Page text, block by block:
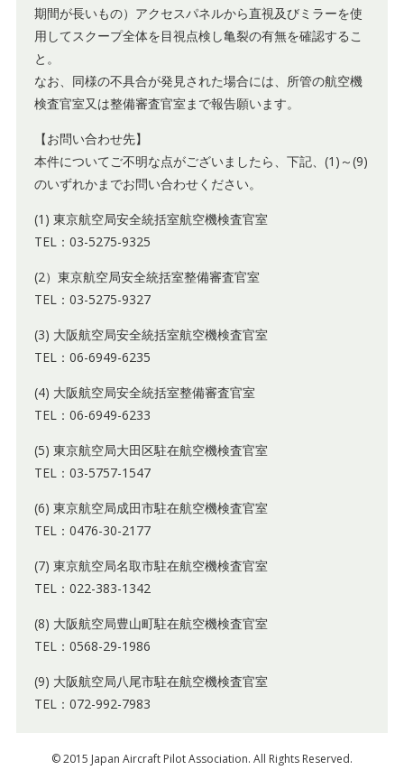
期間が長いもの）アクセスパネルから直視及びミラーを使
用してスクープ全体を目視点検し亀裂の有無を確認するこ
と。
なお、同様の不具合が発見された場合には、所管の航空機
検査官室又は整備審査官室まで報告願います。
【お問い合わせ先】
本件についてご不明な点がございましたら、下記、(1)～(9)
のいずれかまでお問い合わせください。
(1) 東京航空局安全統括室航空機検査官室
TEL：03-5275-9325
(2）東京航空局安全統括室整備審査官室
TEL：03-5275-9327
(3) 大阪航空局安全統括室航空機検査官室
TEL：06-6949-6235
(4) 大阪航空局安全統括室整備審査官室
TEL：06-6949-6233
(5) 東京航空局大田区駐在航空機検査官室
TEL：03-5757-1547
(6) 東京航空局成田市駐在航空機検査官室
TEL：0476-30-2177
(7) 東京航空局名取市駐在航空機検査官室
TEL：022-383-1342
(8) 大阪航空局豊山町駐在航空機検査官室
TEL：0568-29-1986
(9) 大阪航空局八尾市駐在航空機検査官室
TEL：072-992-7983
© 2015 Japan Aircraft Pilot Association. All Rights Reserved.